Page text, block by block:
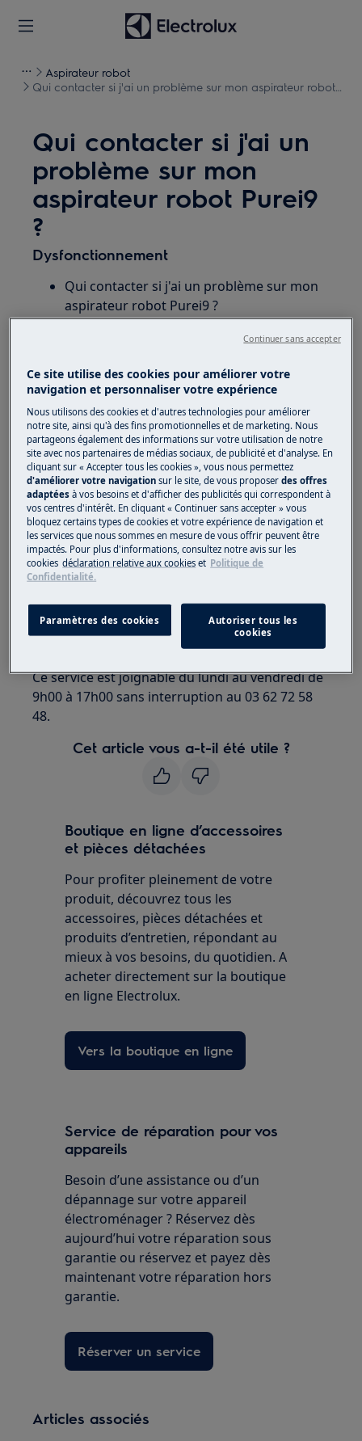
Aspirateur robot
Qui contacter si j'ai un problème sur mon aspirateur robot
Qui contacter si j'ai un
problème sur mon
aspirateur robot Purei9
?
Dysfonctionnement
Qui contacter si j'ai un problème sur mon
aspirateur robot Purei9 ?
Résoudre un souci sur mon aspirateur
aspirateur robot Purei9.
S'applique à
Aspirateur robot Purei9
Aspirateur robot
Purei9
Solution
L'aspirateur robot PureI9 bénéficie d'un support
technique spécialisé à même de diagnostiquer
les problèmes de fonctionnement et de
déclencher si besoin la procédure de
Ce service est joignable du lundi au vendredi de
9h00 à 17h00 sans interruption au 03 62 72 58
48.
Cet article vous a-t-il été utile ?
Boutique en ligne d’accessoires
et pièces détachées
Pour profiter pleinement de votre
produit, découvrez tous les
accessoires, pièces détachées et
produits d’entretien, répondant au
mieux à vos besoins, du quotidien. A
acheter directement sur la boutique
en ligne Electrolux.
Vers la boutique en ligne
Service de réparation pour vos
appareils
Besoin d’une assistance ou d’un
dépannage sur votre appareil
électroménager ? Réservez dès
aujourd’hui votre réparation sous
garantie ou réservez et payez dès
maintenant votre réparation hors
garantie.
Réserver un service
Articles associés
Ce site utilise des cookies pour améliorer votre
navigation et personnaliser votre expérience
Nous utilisons des cookies et d'autres technologies pour améliorer
notre site, ainsi qu'à des fins promotionnelles et de marketing. Nous
partageons également des informations sur votre utilisation de notre
site avec nos partenaires de médias sociaux, de publicité et d'analyse. En
cliquant sur « Accepter tous les cookies », vous nous permettez
d'améliorer votre navigation sur le site, de vous proposerdes offres
adaptées à vos besoins et d'afficher des publicités qui correspondent à
vos centres d'intérêt. En cliquant « Continuer sans accepter » vous
bloquez certains types de cookies et votre expérience de navigation et
les services que nous sommes en mesure de vous offrir peuvent être
impactés. Pour plus d'informations, consultez notre avis sur les
cookies déclaration relative aux cookies et Politique de
Confidentialité.
Paramètres des cookies
Autoriser tous les
cookies
Continuer sans accepter